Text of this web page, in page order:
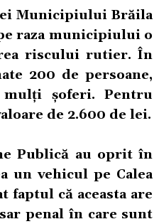
Municipiului Brăila
raza municipiului o
riscului rutier. În
200 de persoane,
șoferi. Pentru
de 2.600 de lei.
Publică au oprit în
un vehicul pe Calea
faptul că aceasta are
penal în care sunt